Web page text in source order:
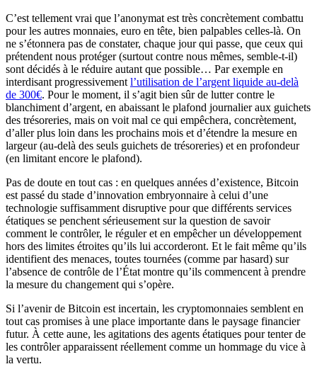
C’est tellement vrai que l’anonymat est très concrètement combattu
pour les autres monnaies, euro en tête, bien palpables celles-là. On
ne s’étonnera pas de constater, chaque jour qui passe, que ceux qui
prétendent nous protéger (surtout contre nous mêmes, semble-t-il)
sont décidés à le réduire autant que possible… Par exemple en
interdisant progressivement l’utilisation de l’argent liquide au-delà
de 300€. Pour le moment, il s’agit bien sûr de lutter contre le
blanchiment d’argent, en abaissant le plafond journalier aux guichets
des trésoreries, mais on voit mal ce qui empêchera, concrètement,
d’aller plus loin dans les prochains mois et d’étendre la mesure en
largeur (au-delà des seuls guichets de trésoreries) et en profondeur
(en limitant encore le plafond).
Pas de doute en tout cas : en quelques années d’existence, Bitcoin
est passé du stade d’innovation embryonnaire à celui d’une
technologie suffisamment disruptive pour que différents services
étatiques se penchent sérieusement sur la question de savoir
comment le contrôler, le réguler et en empêcher un développement
hors des limites étroites qu’ils lui accorderont. Et le fait même qu’ils
identifient des menaces, toutes tournées (comme par hasard) sur
l’absence de contrôle de l’État montre qu’ils commencent à prendre
la mesure du changement qui s’opère.
Si l’avenir de Bitcoin est incertain, les cryptomonnaies semblent en
tout cas promises à une place importante dans le paysage financier
futur. À cette aune, les agitations des agents étatiques pour tenter de
les contrôler apparaissent réellement comme un hommage du vice à
la vertu.